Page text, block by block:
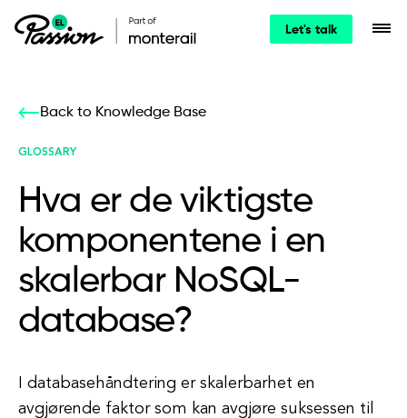
Let's talk
Back to Knowledge Base
GLOSSARY
Hva er de viktigste
komponentene i en
skalerbar NoSQL-
database?
I databasehåndtering er skalerbarhet en
avgjørende faktor som kan avgjøre suksessen til